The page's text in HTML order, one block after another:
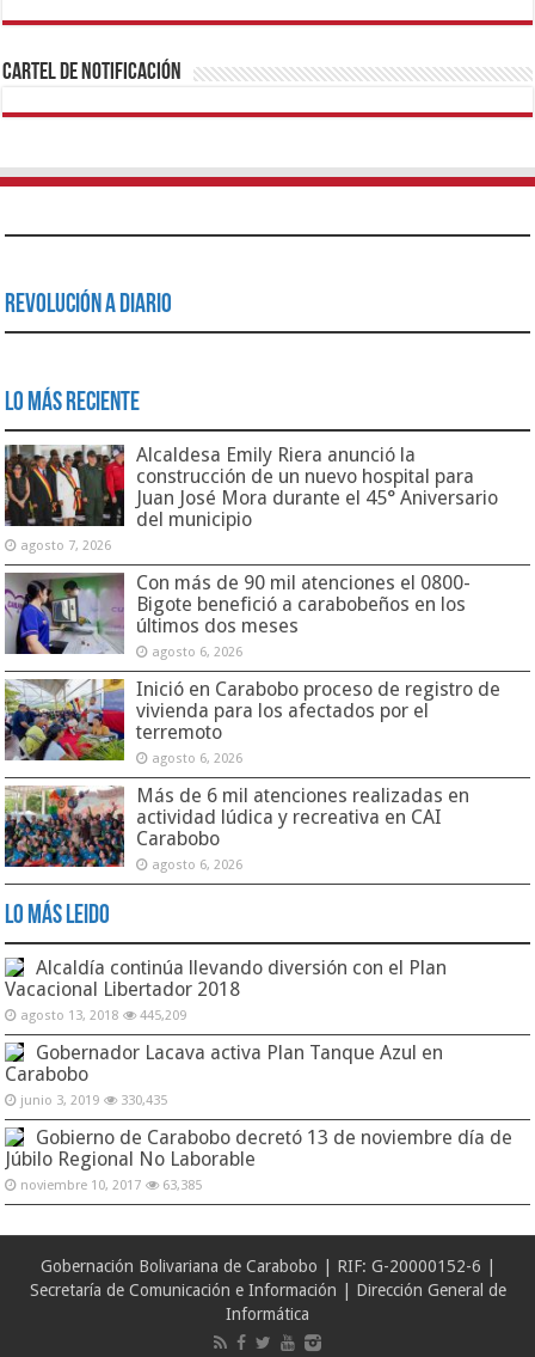
1xbetBetturkeyBetistKralbetSupertotobetTipobetMatadorbetMariobet
https://mvbcasino.com/
Cartel de Notificación
Revolución a Diario
Lo Más Reciente
Alcaldesa Emily Riera anunció la
construcción de un nuevo hospital para
Juan José Mora durante el 45° Aniversario
del municipio
agosto 7, 2026
Con más de 90 mil atenciones el 0800-
Bigote benefició a carabobeños en los
últimos dos meses
agosto 6, 2026
Inició en Carabobo proceso de registro de
vivienda para los afectados por el
terremoto
agosto 6, 2026
Más de 6 mil atenciones realizadas en
actividad lúdica y recreativa en CAI
Carabobo
agosto 6, 2026
Lo Más Leido
Alcaldía continúa llevando diversión con el Plan
Vacacional Libertador 2018
agosto 13, 2018 445,209
Gobernador Lacava activa Plan Tanque Azul en
Carabobo
junio 3, 2019 330,435
Gobierno de Carabobo decretó 13 de noviembre día de
Júbilo Regional No Laborable
noviembre 10, 2017 63,385
Gobernación Bolivariana de Carabobo | RIF: G-20000152-6 |
Secretaría de Comunicación e Información | Dirección General de
Informática